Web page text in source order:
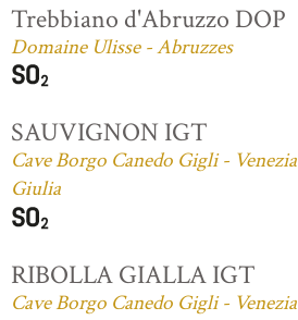
Trebbiano d'Abruzzo DOP
Domaine Ulisse - Abruzzes
SAUVIGNON IGT
Cave Borgo Canedo Gigli - Venezia
Giulia
RIBOLLA GIALLA IGT
Cave Borgo Canedo Gigli - Venezia